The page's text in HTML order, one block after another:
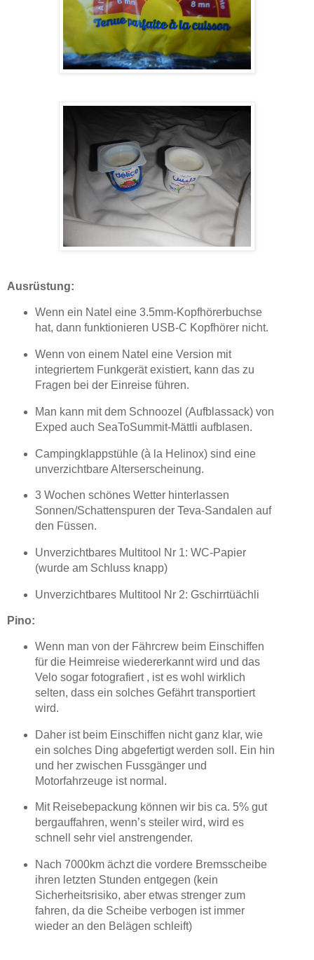
Ausrüstung:
Wenn ein Natel eine 3.5mm-Kopfhörerbuchse
hat, dann funktionieren USB-C Kopfhörer nicht.
Wenn von einem Natel eine Version mit
integriertem Funkgerät existiert, kann das zu
Fragen bei der Einreise führen.
Man kann mit dem Schnoozel (Aufblassack) von
Exped auch SeaToSummit-Mättli aufblasen.
Campingklappstühle (à la Helinox) sind eine
unverzichtbare Alterserscheinung.
3 Wochen schönes Wetter hinterlassen
Sonnen/Schattenspuren der Teva-Sandalen auf
den Füssen.
Unverzichtbares Multitool Nr 1: WC-Papier
(wurde am Schluss knapp)
Unverzichtbares Multitool Nr 2: Gschirrtüächli
Pino:
Wenn man von der Fährcrew beim Einschiffen
für die Heimreise wiedererkannt wird und das
Velo sogar fotografiert , ist es wohl wirklich
selten, dass ein solches Gefährt transportiert
wird.
Daher ist beim Einschiffen nicht ganz klar, wie
ein solches Ding abgefertigt werden soll. Ein hin
und her zwischen Fussgänger und
Motorfahrzeuge ist normal.
Mit Reisebepackung können wir bis ca. 5% gut
bergauffahren, wenn’s steiler wird, wird es
schnell sehr viel anstrengender.
Nach 7000km ächzt die vordere Bremsscheibe
ihren letzten Stunden entgegen (kein
Sicherheitsrisiko, aber etwas strenger zum
fahren, da die Scheibe verbogen ist immer
wieder an den Belägen schleift)